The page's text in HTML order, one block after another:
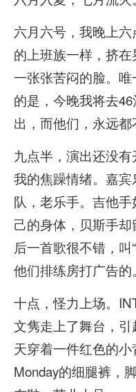
六月六号，我晚上
的上班族一样，挤
一张张苦闷的脸。
的是，今晚我将去
出，而他们，永远都
九点半，演出还没
我的焦躁情绪。嘉
队，老乐手。吉他
己的身体，贝斯手
后一首歌很不错，叫
他们排练房打广告的。
十点，怪力上场。
文隽走上了舞台，
天穿着一件红色的
Monday的细腿裤，